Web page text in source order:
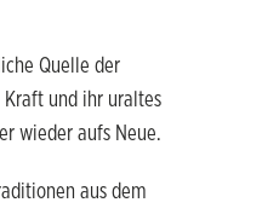
Quelle der
Kraft und ihr uraltes
wieder aufs Neue.
aus dem